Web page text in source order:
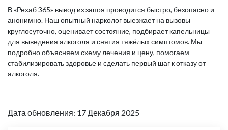
В «Рехаб 365» вывод из запоя проводится быстро, безопасно и
анонимно. Наш опытный нарколог выезжает на вызовы
круглосуточно, оценивает состояние, подбирает капельницы
для выведения алкоголя и снятия тяжёлых симптомов. Мы
подробно объясняем схему лечения и цену, помогаем
стабилизировать здоровье и сделать первый шаг к отказу от
алкоголя.
Дата обновления: 17 Декабря 2025